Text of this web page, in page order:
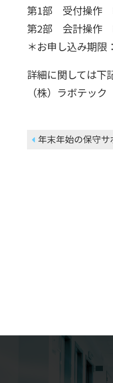
第1部 受付操作
第2部 会計操作
＊お申し込み期限
詳細に関しては下
（株）ラボテッ
投
稿 年末年始の保守